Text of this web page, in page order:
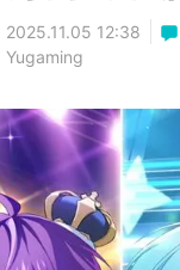
2025.11.05 12:38
Yugaming